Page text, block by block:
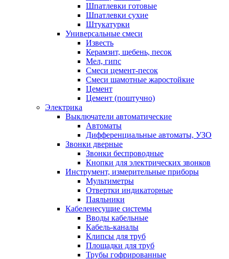
Шпатлевки готовые
Шпатлевки сухие
Штукатурки
Универсальные смеси
Известь
Керамзит, щебень, песок
Мел, гипс
Смеси цемент-песок
Смеси шамотные жаростойкие
Цемент
Цемент (поштучно)
Электрика
Выключатели автоматические
Автоматы
Дифференциальные автоматы, УЗО
Звонки дверные
Звонки беспроводные
Кнопки для электрических звонков
Инструмент, измерительные приборы
Мультиметры
Отвертки индикаторные
Паяльники
Кабеленесущие системы
Вводы кабельные
Кабель-каналы
Клипсы для труб
Площадки для труб
Трубы гофрированные